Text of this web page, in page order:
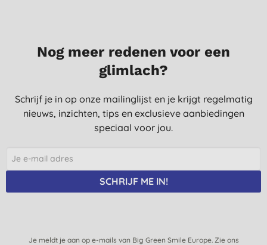
eerste dagen van gebruik de jeuk lijkt te verzachten, is het voor
mij helaas niet het wondermiddel voor mijn psoriasis en
20-8-2019
Werkt prima, fijne geur. Ik heb enkele chemo's achter de rug en
begin deze maand deze crème beginnen te gebruiken en hij
J. C., outer
pijnlijk, gaan zelfs weg.
Nog meer redenen voor een
glimlach?
Schrijf je in op onze mailinglijst en je krijgt regelmatig
nieuws, inzichten, tips en exclusieve aanbiedingen
speciaal voor jou.
SCHRIJF ME IN!
Je meldt je aan op e-mails van Big Green Smile Europe. Zie ons